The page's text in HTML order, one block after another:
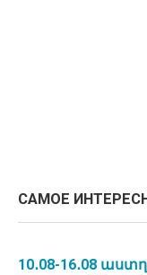
САМОЕ
10․08-16․08